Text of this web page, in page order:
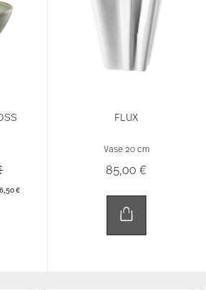
from
to
€
FLUX
Vase 20 cm
85,00 €